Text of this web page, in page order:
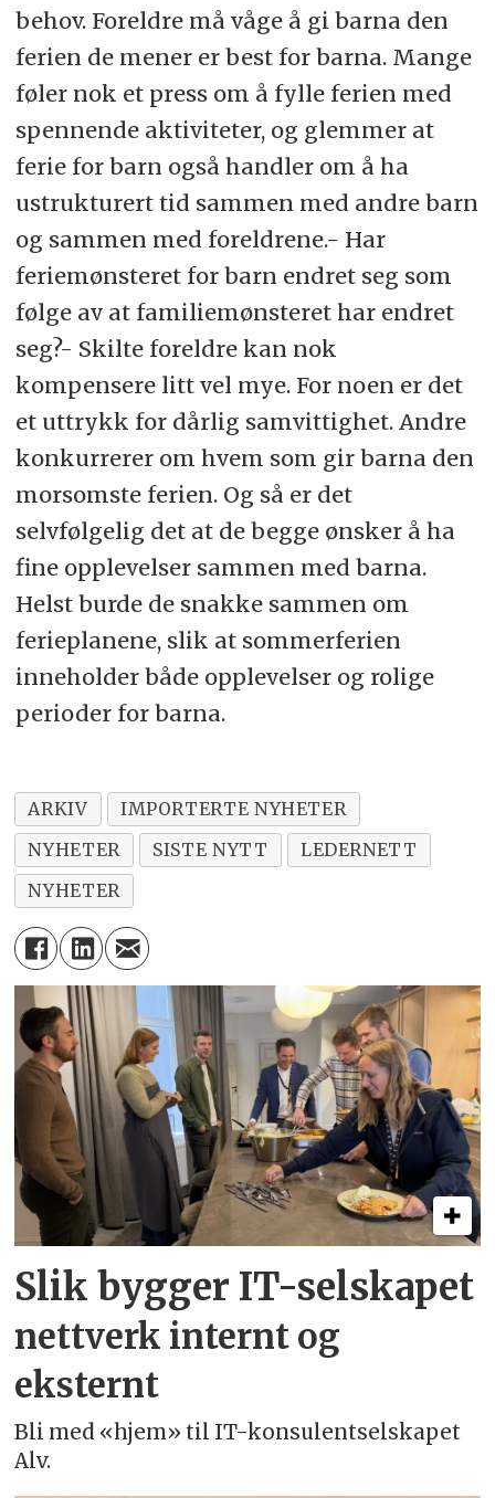
behov. Foreldre må våge å gi barna den
ferien de mener er best for barna. Mange
føler nok et press om å fylle ferien med
spennende aktiviteter, og glemmer at
ferie for barn også handler om å ha
ustrukturert tid sammen med andre barn
og sammen med foreldrene.- Har
feriemønsteret for barn endret seg som
følge av at familiemønsteret har endret
seg?- Skilte foreldre kan nok
kompensere litt vel mye. For noen er det
et uttrykk for dårlig samvittighet. Andre
konkurrerer om hvem som gir barna den
morsomste ferien. Og så er det
selvfølgelig det at de begge ønsker å ha
fine opplevelser sammen med barna.
Helst burde de snakke sammen om
ferieplanene, slik at sommerferien
inneholder både opplevelser og rolige
perioder for barna.
ARKIV
IMPORTERTE NYHETER
NYHETER
SISTE NYTT
LEDERNETT
NYHETER
Slik bygger IT-selskapet
nettverk internt og
eksternt
Bli med «hjem» til IT-konsulentselskapet
Alv.